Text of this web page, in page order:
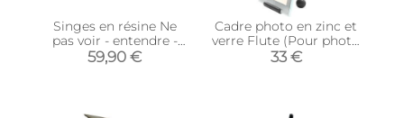
Singes en résine Ne
pas voir - entendre -
parler (Lot de 3)
(Modèle 1)
59,90 €
Cadre photo en zinc et
verre Flute (Pour photo
20 x 25 cm)
33 €